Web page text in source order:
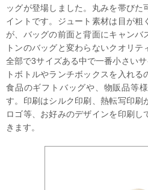
ッグが登場しました。丸みを帯びた
イントです。ジュート素材は目が粗
が、バッグの前面と背面にキャンバ
トンのバッグと変わらないクオリテ
全部で3サイズある中で一番小さい
トボトルやランチボックスを入れる
食品のギフトバッグや、物販品等
す。印刷はシルク印刷、熱転写印刷
ロゴ等、お好みのデザインを印刷
きます。